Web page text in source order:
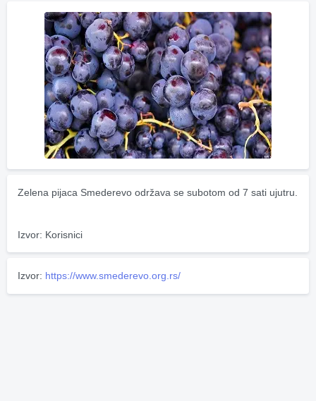
Zelena pijaca Smederevo održava se subotom od 7 sati ujutru.
Izvor: Korisnici
Izvor: https://www.smederevo.org.rs/